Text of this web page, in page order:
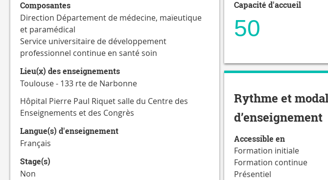
Composantes
Direction Département de médecine, maïeutique
et paramédical
Service universitaire de développement
professionnel continue en santé soin
Lieu(x) des enseignements
Toulouse - 133 rte de Narbonne
Hôpital Pierre Paul Riquet salle du Centre des
Enseignements et des Congrès
Langue(s) d'enseignement
Français
Stage(s)
Non
Capacité d'accueil
50
Rythme et
d’enseignement
Accessible en
Formation initiale
Formation continue
Présentiel